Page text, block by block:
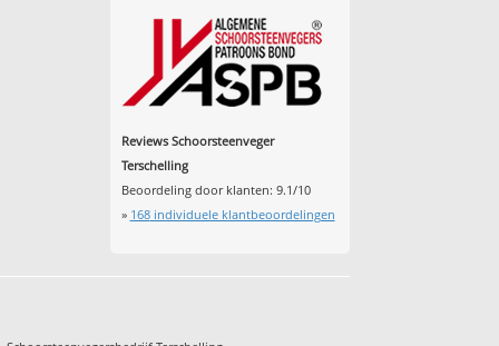
Reviews Schoorsteenveger
Terschelling
Beoordeling door klanten: 9.1/10
» 168individuele klantbeoordelingen